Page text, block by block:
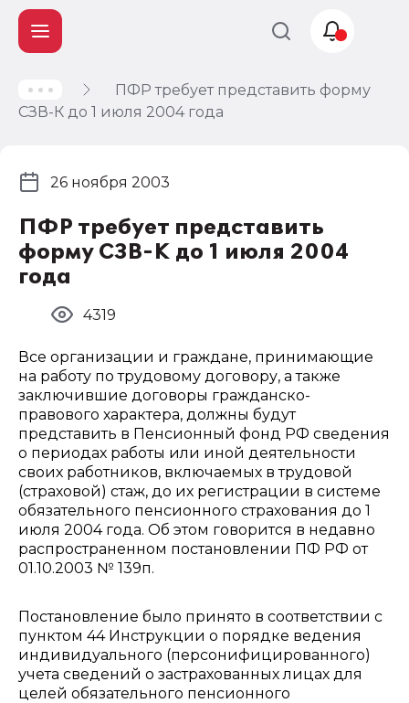
ПФР требует представить форму
СЗВ-К до 1 июля 2004 года
ПФР требует представить
форму СЗВ-К до 1 июля 2004
года
26 ноября 2003
4319
Все организации и граждане, принимающие
на работу по трудовому договору, а также
заключившие договоры гражданско-
правового характера, должны будут
представить в Пенсионный фонд РФ сведения
о периодах работы или иной деятельности
своих работников, включаемых в трудовой
(страховой) стаж, до их регистрации в системе
обязательного пенсионного страхования до 1
июля 2004 года. Об этом говорится в недавно
распространенном постановлении ПФ РФ от
01.10.2003 № 139п.
Постановление было принято в соответствии с
пунктом 44 Инструкции о порядке ведения
индивидуального (персонифицированного)
учета сведений о застрахованных лицах для
целей обязательного пенсионного
Учет и
налогообложение